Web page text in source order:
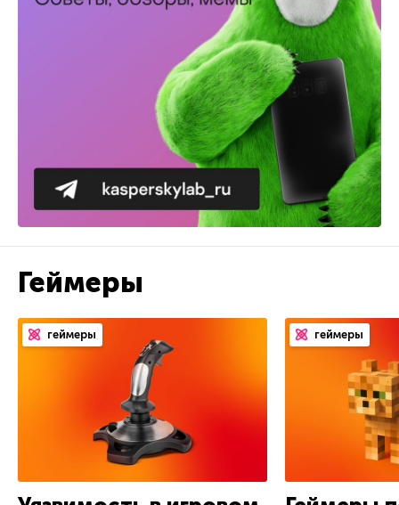
Геймеры
геймеры геймеры